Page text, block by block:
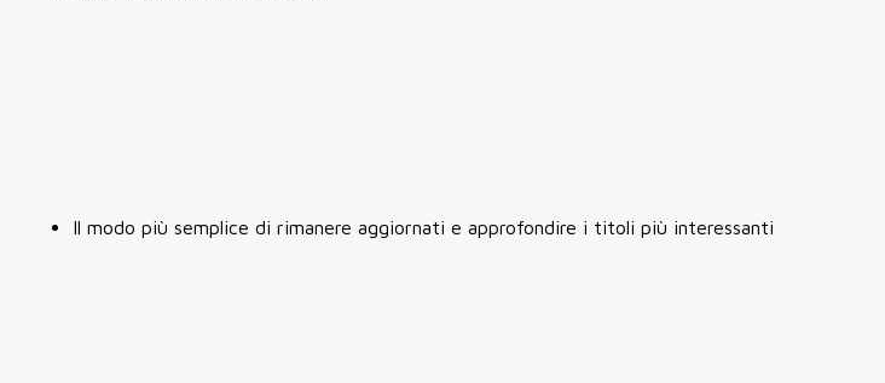
Il modo più semplice di rimanere aggiornati e approfondire i titoli più interessanti